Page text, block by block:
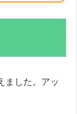
ました。アッ